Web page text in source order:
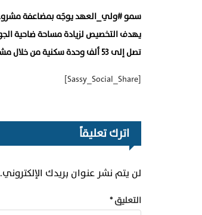
‏سمو ⁧‫#ولي_العهد‬⁩ يوجّه بمضاعفة مشروعات الإسكان شمال الرياض للضعفين بتخصيص 20 مليون متر مربع لبناء 53 ألف وحدة سكنية جديدة.
تصل إلى 53 ألف وحدة سكنية من خلال مشروعات متكاملة المرافق والخدمات بالشراكة مع القطاع الخاص
[Sassy_Social_Share]
اترك تعليقاً
لن يتم نشر عنوان بريدك الإلكتروني.
التعليق*